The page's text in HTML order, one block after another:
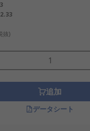
温度、湿度、粉塵、振
場や発電所での厳しい
るモデルを選定します。
ンテナンス性：長期使
を選ぶことで、特に再
や交通システムでの安
。
用途
抜)
追加
データシート